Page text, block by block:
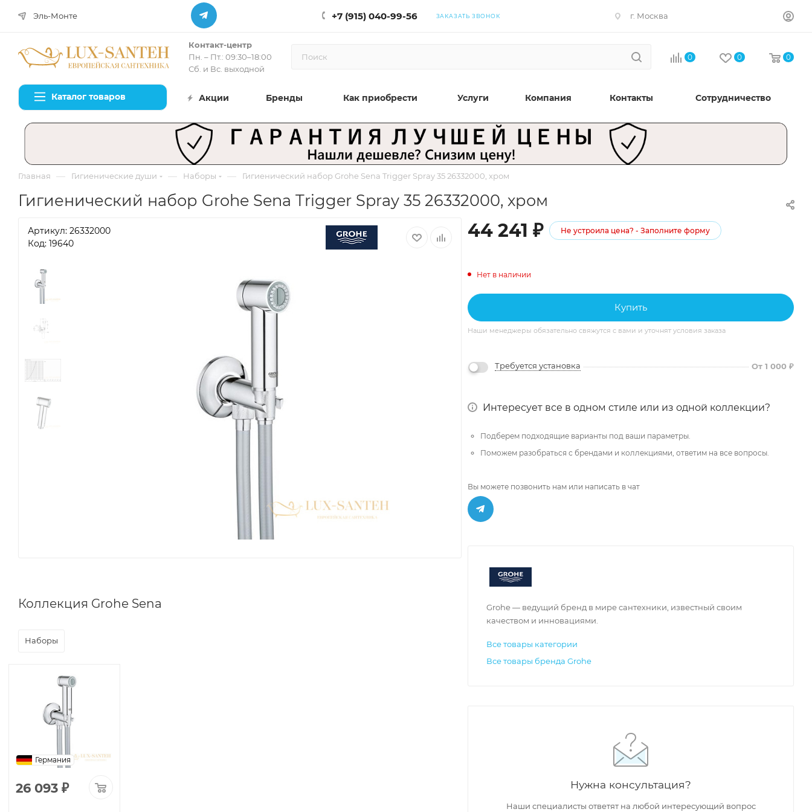
Эль-Монте +7 (915) 040-99-56 ЗАКАЗАТЬ ЗВОНОК г. Москва
Контакт-центр
Пн. – Пт.: 09:30–18:00
Сб. и Вс. выходной
0 0 0
Каталог товаров Акции Бренды Как приобрести Услуги Компания Контакты Сотрудничество
Главная — Гигиенические души — Наборы — Гигиенический набор Grohe Sena Trigger Spray 35 26332000, хром
Гигиенический набор Grohe Sena Trigger Spray 35 26332000, хром
Артикул: 26332000
Код: 19640
Коллекция Grohe Sena
Наборы
Германия
26 093 ₽
44 241 ₽ Не устроила цена? - Заполните форму
Нет в наличии
Купить
Наши менеджеры обязательно свяжутся с вами и уточнят условия заказа
Требуется установка От 1 000 ₽
Интересует все в одном стиле или из одной коллекции?
Подберем подходящие варианты под ваши параметры.
Поможем разобраться с брендами и коллекциями, ответим на все вопросы.
Вы можете позвонить нам или написать в чат
Grohe — ведущий бренд в мире сантехники, известный своим
качеством и инновациями.
Все товары категории
Все товары бренда Grohe
Нужна консультация?
Наши специалисты ответят на любой интересующий вопрос